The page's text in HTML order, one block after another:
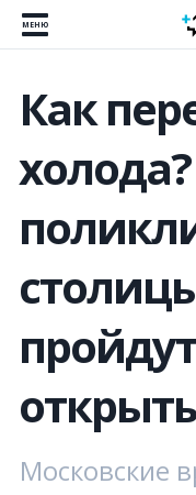
МЕНЮ
Как
Московские